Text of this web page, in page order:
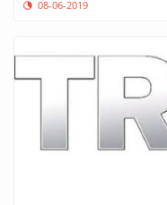
08-06-2019